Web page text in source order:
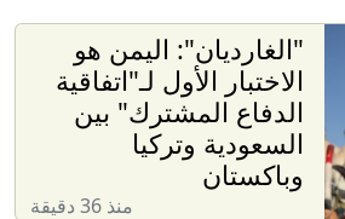
"الغارديان": اليمن هو
الاختبار الأول لـ"اتفاقية
الدفاع المشترك" بين
السعودية وتركيا
وباكستان
منذ 36 دقيقة